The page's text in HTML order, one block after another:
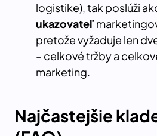
logistike), tak poslúži
ukazovateľ
pretože vyžaduje len
– celkové tržby a
marketing.
Najčastejšie